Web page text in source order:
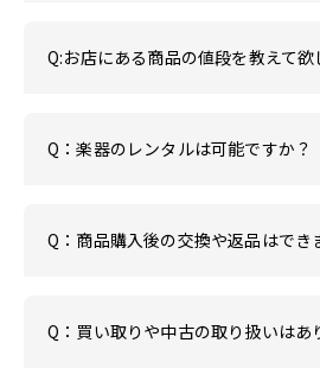
Q:お店にある商品の値段を教えて欲
Q：楽器のレンタルは可能ですか？
Q：商品購入後の交換や返品はでき
Q：買い取りや中古の取り扱いはあ